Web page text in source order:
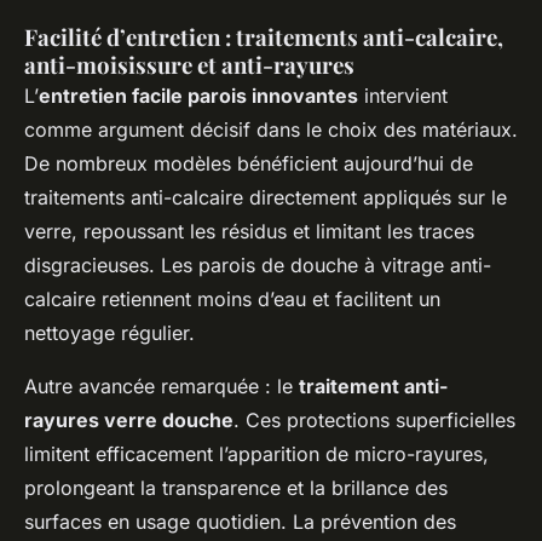
Facilité d’entretien : traitements anti-calcaire,
anti-moisissure et anti-rayures
L’entretien facile parois innovantes intervient
comme argument décisif dans le choix des matériaux.
De nombreux modèles bénéficient aujourd’hui de
traitements anti-calcaire directement appliqués sur le
verre, repoussant les résidus et limitant les traces
disgracieuses. Les parois de douche à vitrage anti-
calcaire retiennent moins d’eau et facilitent un
nettoyage régulier.
Autre avancée remarquée : le traitement anti-
rayures verre douche. Ces protections superficielles
limitent efficacement l’apparition de micro-rayures,
prolongeant la transparence et la brillance des
surfaces en usage quotidien. La prévention des